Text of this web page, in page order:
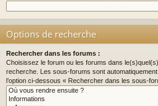
Options de recherche
Rechercher dans les forums :
Choisissez le forum ou les forums dans
recherche. Les sous-forums sont
l’option ci-dessous « Rechercher dans les sous-